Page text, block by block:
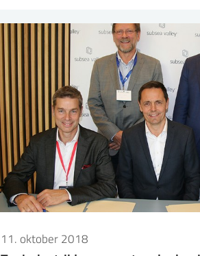
11. oktober 2018